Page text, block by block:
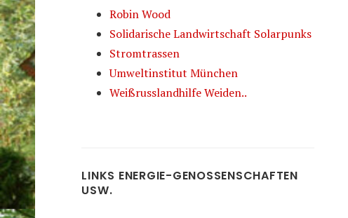
Robin Wood
Solidarische Landwirtschaft Solarpunks
Stromtrassen
Umweltinstitut München
Weißrusslandhilfe Weiden..
LINKS ENERGIE-GENOSSENSCHAFTEN
USW.